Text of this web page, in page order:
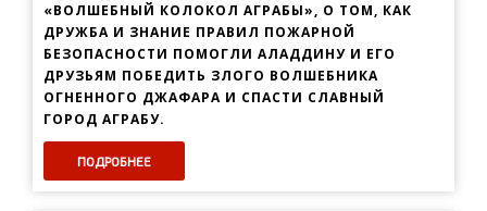
«ВОЛШЕБНЫЙ КОЛОКОЛ АГРАБЫ», О ТОМ, КАК
ДРУЖБА И ЗНАНИЕ ПРАВИЛ ПОЖАРНОЙ
БЕЗОПАСНОСТИ ПОМОГЛИ АЛАДДИНУ И ЕГО
ДРУЗЬЯМ ПОБЕДИТЬ ЗЛОГО ВОЛШЕБНИКА
ОГНЕННОГО ДЖАФАРА И СПАСТИ СЛАВНЫЙ
ГОРОД АГРАБУ.
ПОДРОБНЕЕ